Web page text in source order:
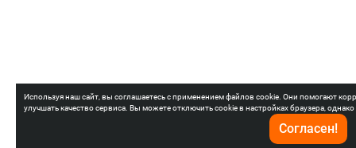
Используя наш сайт, вы соглашаетесь с применением файлов cookie. Они помогают
улучшать качество сервиса. Вы можете отключить cookie в настройках браузера,
Согласен!